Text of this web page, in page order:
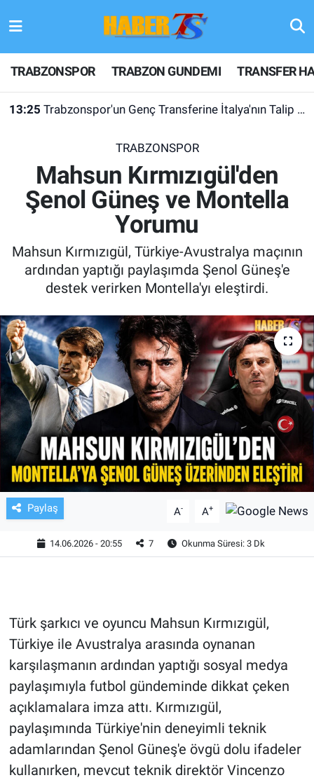
TRABZONSPOR TRABZON GUNDEMI TRANSFER
13:25 Trabzonspor'un Genç Transferine İtalya'nın Talip Olduğu Ortaya Çıktı
TRABZONSPOR
Mahsun Kırmızıgül'den
Şenol Güneş ve Montella
Yorumu
Mahsun Kırmızıgül, Türkiye-Avustralya maçının
ardından yaptığı paylaşımda Şenol Güneş'e
destek verirken Montella'yı eleştirdi.
Paylaş A- A+
14.06.2026 - 20:55 7 Okunma Süresi: 3 Dk
Türk şarkıcı ve oyuncu Mahsun Kırmızıgül,
Türkiye ile Avustralya arasında oynanan
karşılaşmanın ardından yaptığı sosyal medya
paylaşımıyla futbol gündeminde dikkat çeken
açıklamalara imza attı. Kırmızıgül,
paylaşımında Türkiye'nin deneyimli teknik
adamlarından Şenol Güneş'e övgü dolu ifadeler
kullanırken, mevcut teknik direktör Vincenzo
TRABZONSPOR
TRABZON GUNDEMI
KULİS MEYDANI
1461 TRABZON
FUTBOL
TV VE SİNEMA
BASKETBOL
SAĞLIK
GENEL
KÜLTÜR SANAT
ASAYİŞ
EKONOMİ
ÇEVRE
HABERDE İNSAN
POLİTİKA
SPOR
MAGAZİN
Hava Durumu
Trafik Durumu
Son Dakika Haberleri